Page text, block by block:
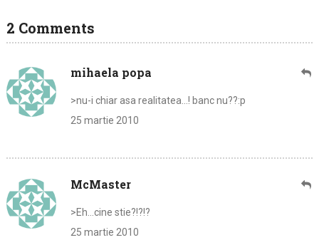
2 Comments
mihaela popa
>nu-i chiar asa realitatea…! banc nu??:p
25 martie 2010
McMaster
>Eh…cine stie?!?!?
25 martie 2010